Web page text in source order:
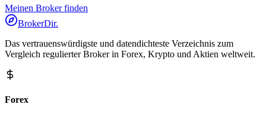
Meinen Broker finden
BrokerDir.
Das vertrauenswürdigste und datendichteste Verzeichnis zum
Vergleich regulierter Broker in Forex, Krypto und Aktien weltweit.
Forex